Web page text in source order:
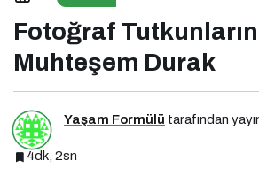
Fotoğraf
Muhteşem Durak
Yaşam Formülü tarafından
4dk, 2sn